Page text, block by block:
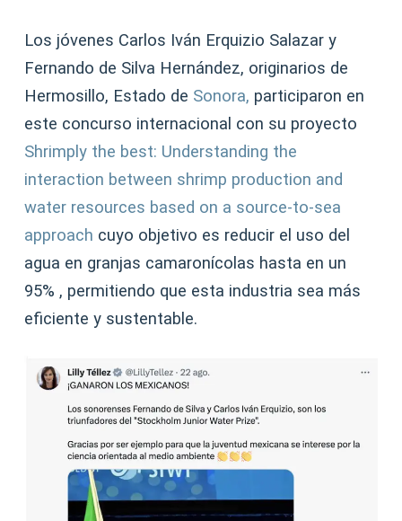
Los jóvenes Carlos Iván Erquizio Salazar y
Fernando de Silva Hernández, originarios de
Hermosillo, Estado de Sonora, participaron en
este concurso internacional con su proyecto
Shrimply the best: Understanding the
interaction between shrimp production and
water resources based on a source-to-sea
approach cuyo objetivo es reducir el uso del
agua en granjas camaronícolas hasta en un
95% , permitiendo que esta industria sea más
eficiente y sustentable.